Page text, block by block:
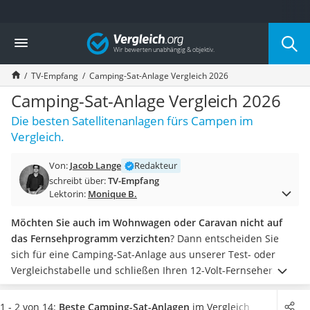
Die beliebtesten Vergleiche nach Kategorie
Elektronik
Powerstation
Monitor 32 Zoll 4K
Fernseher
Drucker
Desktop-PC
Monitor
Laser-Multifunktionsdrucker
Powerline-Adapter
Gaming-PC
Soundbar
17-Zoll-Laptop
Satellitenschüssel
Gaming-Headset
Schnurloses Telefon
Vergleich
TV-Empfang Camping-Sat-Anlage Vergleich 2026
Camping-Sat-Anlage Vergleich 2026
Die besten Satellitenanlagen fürs Campen im
Vergleich.
Von: Jacob Lange
Redakteur
schreibt über:TV-Empfang
Lektorin: Monique B.
Möchten Sie auch im Wohnwagen oder Caravan nicht auf
das Fernsehprogramm verzichten? Dann entscheiden Sie
sich für eine Camping-Sat-Anlage aus unserer Test- oder
Vergleichstabelle und schließen Ihren 12-Volt-Fernseher
daran an. So können Sie selbst in der abgelegensten Region
fernsehen. Einige Sat-Camping-Anlagen verfügen über einen
1 - 2 von 14: Beste Camping-Sat-Anlagen im Vergleich